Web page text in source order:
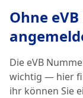
Ohne
Die eVB
wichtig — hier
ihr können Sie